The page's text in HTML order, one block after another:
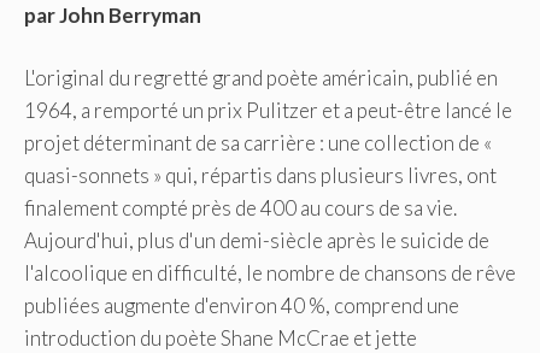
par John Berryman
L'original du regretté grand poète américain, publié en
1964, a remporté un prix Pulitzer et a peut-être lancé le
projet déterminant de sa carrière : une collection de «
quasi-sonnets » qui, répartis dans plusieurs livres, ont
finalement compté près de 400 au cours de sa vie.
Aujourd'hui, plus d'un demi-siècle après le suicide de
l'alcoolique en difficulté, le nombre de chansons de rêve
publiées augmente d'environ 40 %, comprend une
introduction du poète Shane McCrae et jette